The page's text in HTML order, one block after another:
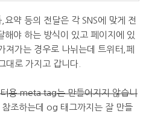
약 등의 전달은 각 SNS에 맞게 전
해야 하는 방식이 있고 페이지에 있
가는 경우로 나뉘는데 트위터,페
로 가지고 갑니다.
용 meta tag는 만들어지지 않습니
조하는데 og 태그까지는 잘 만들